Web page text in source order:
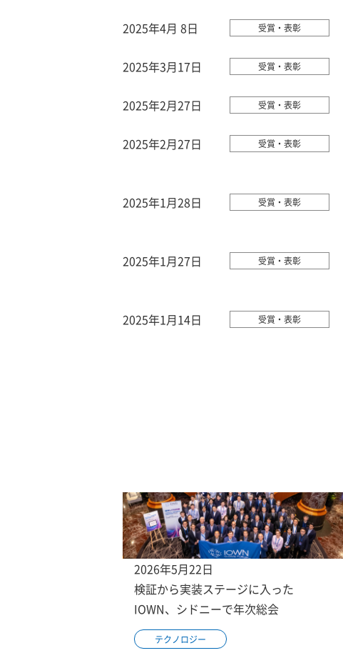
2025年4月 8日 受賞・表彰
2025年3月17日 受賞・表彰
2025年2月27日 受賞・表彰
2025年2月27日 受賞・表彰
2025年1月28日 受賞・表彰
2025年1月27日 受賞・表彰
2025年1月14日 受賞・表彰
2026年5月22日
検証から実装ステージに入った
IOWN、シドニーで年次総会
テクノロジー